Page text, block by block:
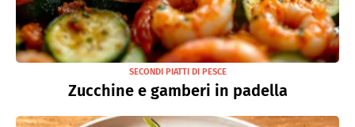
SECONDI PIATTI DI PESCE
Zucchine e gamberi in padella